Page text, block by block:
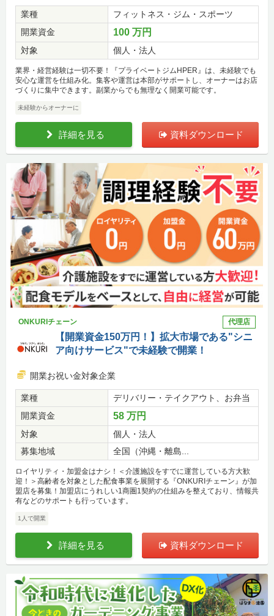
業種
フィットネス・ジム・スポーツ
開業資金
100 万円
対象 個人・法人
業界・経営経験は一切不要！『プライベートジムHPER』は、未経験でも
安心な運営を仕組み化。集客や運営は本部がサポートし、オーナーはお店
づくりに集中できます。副業からでも無理なく開業可能です。
未経験からオーナーに
詳細を見る 資料ダウンロード
ONKURIチェーン 代理店
【開業資金150万円！】拡大市場である"シニ
ア向けサービス"で未経験で開業！
開業お祝い金対象企業
業種
デリバリー・テイクアウト、お弁当
開業資金
58 万円
対象
個人・法人
募集地域
全国（沖縄・離島...
ロイヤリティ・加盟金はナシ！＜介護施設をすでに運営している方大歓
迎！＞高齢者を対象とした配食事業を展開する『ONKURIチェーン』が加
盟店を募集！加盟店にうれしい1商圏1契約の仕組みを整えており、情報共
有などのサポートも行っています。
1人で開業
詳細を見る 資料ダウンロード